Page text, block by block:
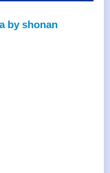
by shonan